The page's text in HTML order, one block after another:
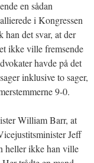
en sådan
i Kongressen
det svar, at der
ikke ville fremsende
havde på det
inklusive to sager,
9-0.
William Barr, at
Jeff
heller ikke han ville